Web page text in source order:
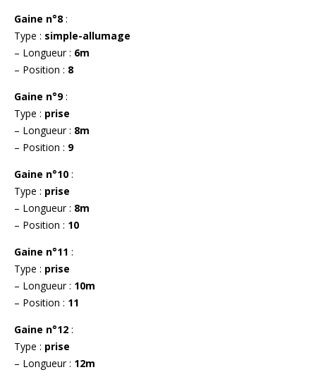
Gaine n°8 :
Type : simple-allumage
– Longueur : 6m
– Position : 8
Gaine n°9:
Type : prise
– Longueur : 8m
– Position : 9
Gaine n°10 :
Type : prise
– Longueur : 8m
– Position : 10
Gaine n°11 :
Type : prise
– Longueur : 10m
– Position : 11
Gaine n°12 :
Type : prise
– Longueur : 12m